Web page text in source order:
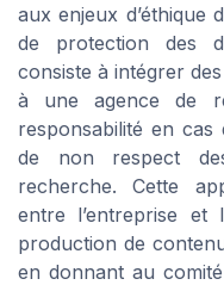
aux enjeux d’éthique
de protection des
consiste à intégrer
à une agence de
responsabilité en cas
de non respect
recherche. Cette
entre l’entreprise et
production de
en donnant au